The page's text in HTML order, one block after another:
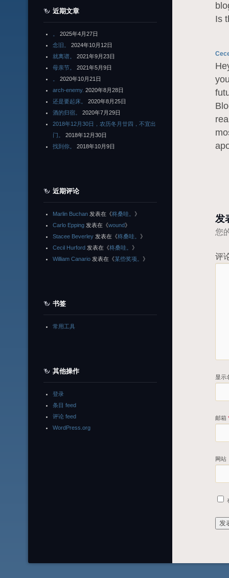
Is
发
您
评
显示
邮箱
网站
近期文章
2025年4月27日
念旧。
2024年10月12日
就离谱。
2021年9月23日
母亲节。
2021年5月9日
2020年10月21日
arch-enemy. 2020年8月28日
还是要起床。
2020年8月25日
酒的归宿。
2020年7月29日
2018年12月30日，农历冬月廿四，不宜出
门。
2018年12月30日
找到你。
2018年10月9日
近期评论
Marlin Buchan 发表在《柊桑哇。 》
Carlo Epping 发表在《wound》
Stacee Beverley 发表在《柊桑哇。 》
Cecil Hurford 发表在《柊桑哇。 》
William Canario 发表在《某些奖项。 》
书签
常用工具
其他操作
登录
条目 feed
评论 feed
WordPress.org